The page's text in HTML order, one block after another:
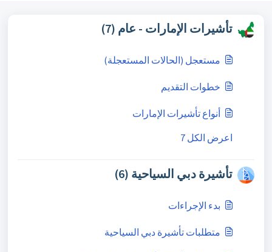
تأشيرات الإمارات - عام (7)
مستعجل (الحالات المستعجلة)
خطوات التقديم
أنواع تأشيرات الإمارات
اعرض الكل 7
تأشيرة دبي السياحية (6)
بدء الإجراءات
متطلبات تأشيرة دبي السياحية